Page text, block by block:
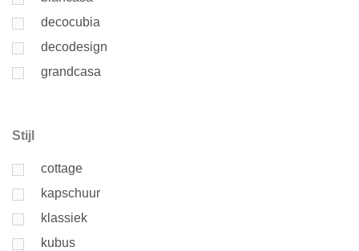
decocubia
decodesign
grandcasa
Stijl
cottage
kapschuur
klassiek
kubus